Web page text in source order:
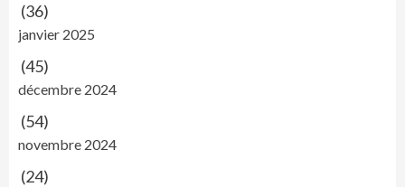
(36)
janvier 2025
(45)
décembre 2024
(54)
novembre 2024
(24)